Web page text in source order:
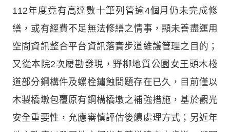
112年度竟有高達數十筆列管逾4個月仍未完成修
繕，或有經費不足無法修繕之情事，顯未善盡運用
空間資訊整合平台資訊落實步道維護管理之目的；
又從本院2次履勘發現，野柳地質公園女王頭木棧
道部分鋼構件及螺栓鏽蝕問題存在已久，目前僅以
木製橋墩包覆原有鋼構橋墩之補強措施，基於觀光
安全重要性，允應審慎評估後續處理方式；另近年